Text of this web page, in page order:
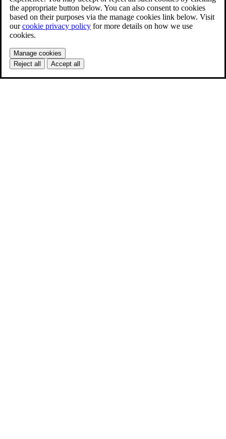
the appropriate button below. You can also consent to cookies
based on their purposes via the manage cookies link below. Visit
ourcookie privacy policy for more details on how we use
cookies.
Manage cookies
Reject all
Accept all